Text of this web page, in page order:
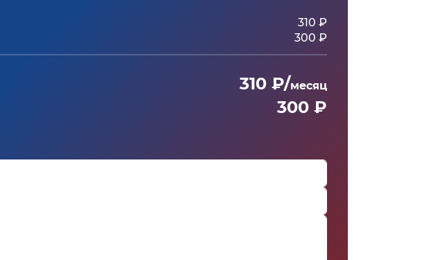
310 ₽
300 ₽
310 ₽/месяц
300 ₽